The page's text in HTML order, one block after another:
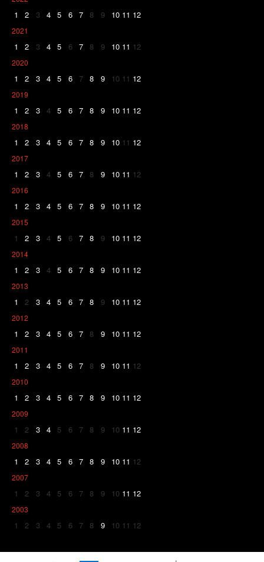
1 2 3 4 5 6 7 8 9 10 11 12
2021
1 2 3 4 5 6 7 8 9 10 11 12
2020
1 2 3 4 5 6 7 8 9 10 11 12
2019
1 2 3 4 5 6 7 8 9 10 11 12
2018
1 2 3 4 5 6 7 8 9 10 11 12
2017
1 2 3 4 5 6 7 8 9 10 11 12
2016
1 2 3 4 5 6 7 8 9 10 11 12
2015
1 2 3 4 5 6 7 8 9 10 11 12
2014
1 2 3 4 5 6 7 8 9 10 11 12
2013
1 2 3 4 5 6 7 8 9 10 11 12
2012
1 2 3 4 5 6 7 8 9 10 11 12
2011
1 2 3 4 5 6 7 8 9 10 11 12
2010
1 2 3 4 5 6 7 8 9 10 11 12
2009
1 2 3 4 5 6 7 8 9 10 11 12
2008
1 2 3 4 5 6 7 8 9 10 11 12
2007
1 2 3 4 5 6 7 8 9 10 11 12
2003
1 2 3 4 5 6 7 8 9 10 11 12